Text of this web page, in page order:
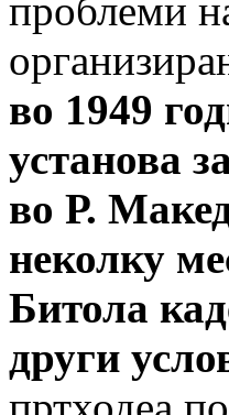
проблеми
во 1949
установа
во Р.
неколку
Битола
други